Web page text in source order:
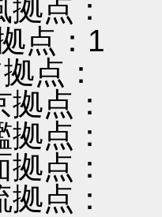
点：
点：1
点：
点：
点：
点：
点：